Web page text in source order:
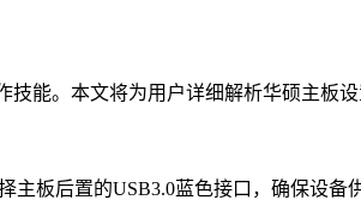
能。本文将为用户详细解析华硕主板
板后置的USB3.0蓝色接口，确保设